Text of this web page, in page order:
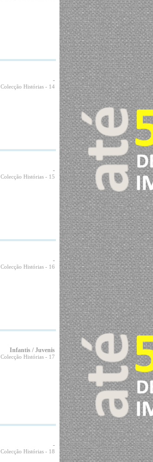
-
Colecção Histórias- 14
-
Colecção Histórias- 15
-
Colecção Histórias- 16
Infantis / Juvenis
Colecção Histórias- 17
-
Colecção Histórias- 18